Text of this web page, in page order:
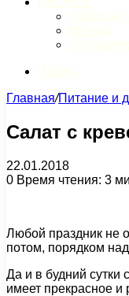
Главная/Питание и
Салат с
22.01.2018
0 Время чтения: 3
Любой праздник не
потом, порядком
Да и в будний сутки
имеет прекрасное